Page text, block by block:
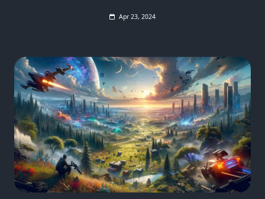
Apr 23, 2024